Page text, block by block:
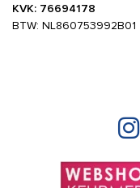
KVK: 76694178
BTW: NL860753992B01